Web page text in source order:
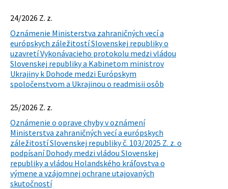
24/2026 Z. z.
Oznámenie Ministerstva zahraničných vecí a
európskych záležitostí Slovenskej republiky o
uzavretí Vykonávacieho protokolu medzi vládou
Slovenskej republiky a Kabinetom ministrov
Ukrajiny k Dohode medzi Európskym
spoločenstvom a Ukrajinou o readmisii osôb
25/2026 Z. z.
Oznámenie o oprave chyby v oznámení
Ministerstva zahraničných vecí a európskych
záležitostí Slovenskej republiky č. 103/2025 Z. z. o
podpísaní Dohody medzi vládou Slovenskej
republiky a vládou Holandského kráľovstva o
výmene a vzájomnej ochrane utajovaných
skutočností